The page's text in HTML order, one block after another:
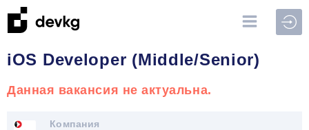
iOS Developer (Middle/Senior)
Данная вакансия не актуальна.
Компания